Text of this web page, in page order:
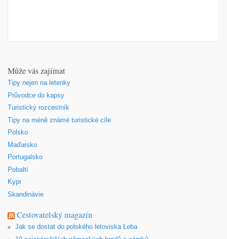
Může vás zajímat
Tipy nejen na letenky
Průvodce do kapsy
Turistický rozcestník
Tipy na méně známé turistické cíle
Polsko
Maďarsko
Portugalsko
Pobaltí
Kypr
Skandinávie
Cestovatelský magazín
Jak se dostat do polského letoviska Łeba